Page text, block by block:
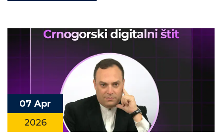
07 Apr
2026